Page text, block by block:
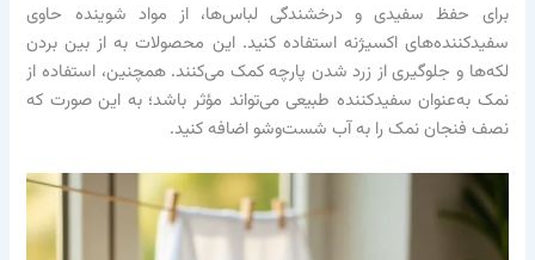
برای حفظ سفیدی و درخشندگی لباس‌ها، از مواد شوینده حاوی
سفیدکننده‌های اکسیژنه استفاده کنید. این محصولات به از بین بردن
لکه‌ها و جلوگیری از زرد شدن پارچه کمک می‌کنند. همچنین، استفاده از
نمک به‌عنوان سفیدکننده طبیعی می‌تواند مؤثر باشد؛ به این صورت که
نصف فنجان نمک را به آب شست‌وشو اضافه کنید.